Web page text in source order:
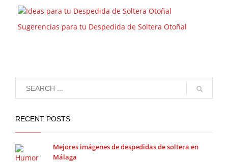
Sugerencias para tu Despedida de Soltera Otoñal
RECENT POSTS
Mejores imágenes de despedidas de soltera en
Málaga